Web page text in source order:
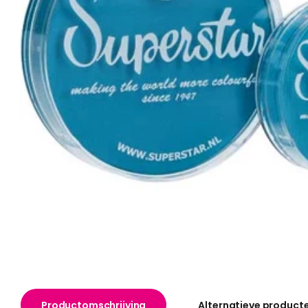
Productomschrijving Alternatieve